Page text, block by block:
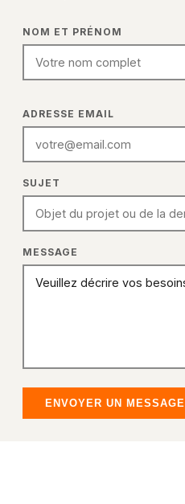
FULL NAME
NOM ET PRÉNOM
EMAIL ADDRESS
ADRESSE EMAIL
SUBJECT
SUJET
MESSAGE
MESSAGE
ENVOYER UN MESSAGE